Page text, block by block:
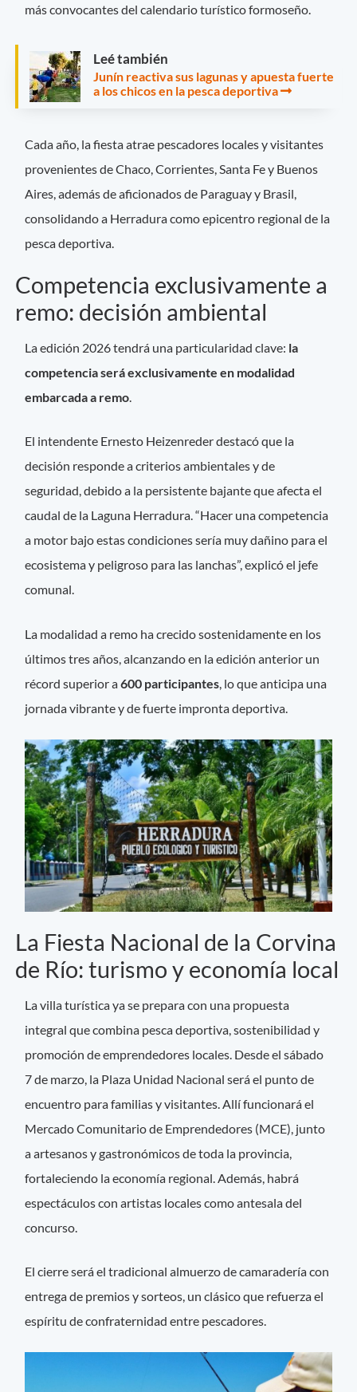
más convocantes del calendario turístico formoseño.
Leé también
Junín reactiva sus lagunas y apuesta fuerte
a los chicos en la pesca deportiva
Cada año, la fiesta atrae pescadores locales y visitantes
provenientes de Chaco, Corrientes, Santa Fe y Buenos
Aires, además de aficionados de Paraguay y Brasil,
consolidando a Herradura como epicentro regional de la
pesca deportiva.
Competencia exclusivamente a
remo: decisión ambiental
La edición 2026 tendrá una particularidad clave: la
competencia será exclusivamente en modalidad
embarcada a remo.
El intendente Ernesto Heizenreder destacó que la
decisión responde a criterios ambientales y de
seguridad, debido a la persistente bajante que afecta el
caudal de la Laguna Herradura. “Hacer una competencia
a motor bajo estas condiciones sería muy dañino para el
ecosistema y peligroso para las lanchas”, explicó el jefe
comunal.
La modalidad a remo ha crecido sostenidamente en los
últimos tres años, alcanzando en la edición anterior un
récord superior a600 participantes , lo que anticipa una
jornada vibrante y de fuerte impronta deportiva.
La Fiesta Nacional de la Corvina
de Río: turismo y economía local
La villa turística ya se prepara con una propuesta
integral que combina pesca deportiva, sostenibilidad y
promoción de emprendedores locales. Desde el sábado
7 de marzo, la Plaza Unidad Nacional será el punto de
encuentro para familias y visitantes. Allí funcionará el
Mercado Comunitario de Emprendedores (MCE), junto
a artesanos y gastronómicos de toda la provincia,
fortaleciendo la economía regional. Además, habrá
espectáculos con artistas locales como antesala del
concurso.
El cierre será el tradicional almuerzo de camaradería con
entrega de premios y sorteos, un clásico que refuerza el
espíritu de confraternidad entre pescadores.